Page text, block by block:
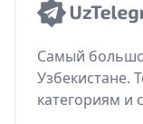
Самый
Узбекистане.
категориям и